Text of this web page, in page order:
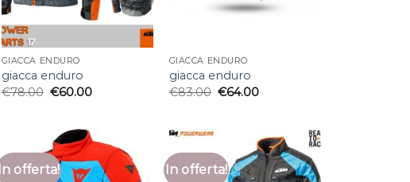
GIACCA ENDURO
giacca enduro
€78.00 €60.00
GIACCA ENDURO
giacca enduro
€83.00 €64.00
In offerta! In offerta!